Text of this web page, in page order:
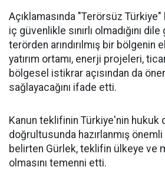
Açıklamasında "Terörsüz
iç güvenlikle sınırlı olmadığını
terörden arındırılmış bir bölgenin
yatırım ortamı, enerji projeleri,
bölgesel istikrar açısından da
sağlayacağını ifade etti.
Kanun teklifinin Türkiye'nin hukuk
doğrultusunda hazırlanmış
belirten Gürlek, teklifin ülkeye ve
olmasını temenni etti.